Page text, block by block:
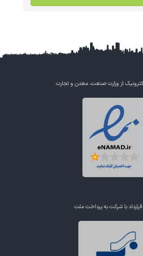
از وزارت صنعت، معدن و تجارت
با شرکت به پرداخت ملت